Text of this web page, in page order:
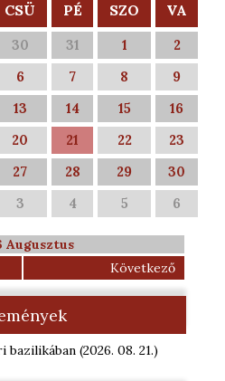
CSÜ PÉ SZO VA
30 31 1
2
6 7 8
9
13 14 15
16
20 21 22
23
27 28 29
30
3 4 5 6
Augusztus
Következő
bazilikában (2026. 08. 21.)